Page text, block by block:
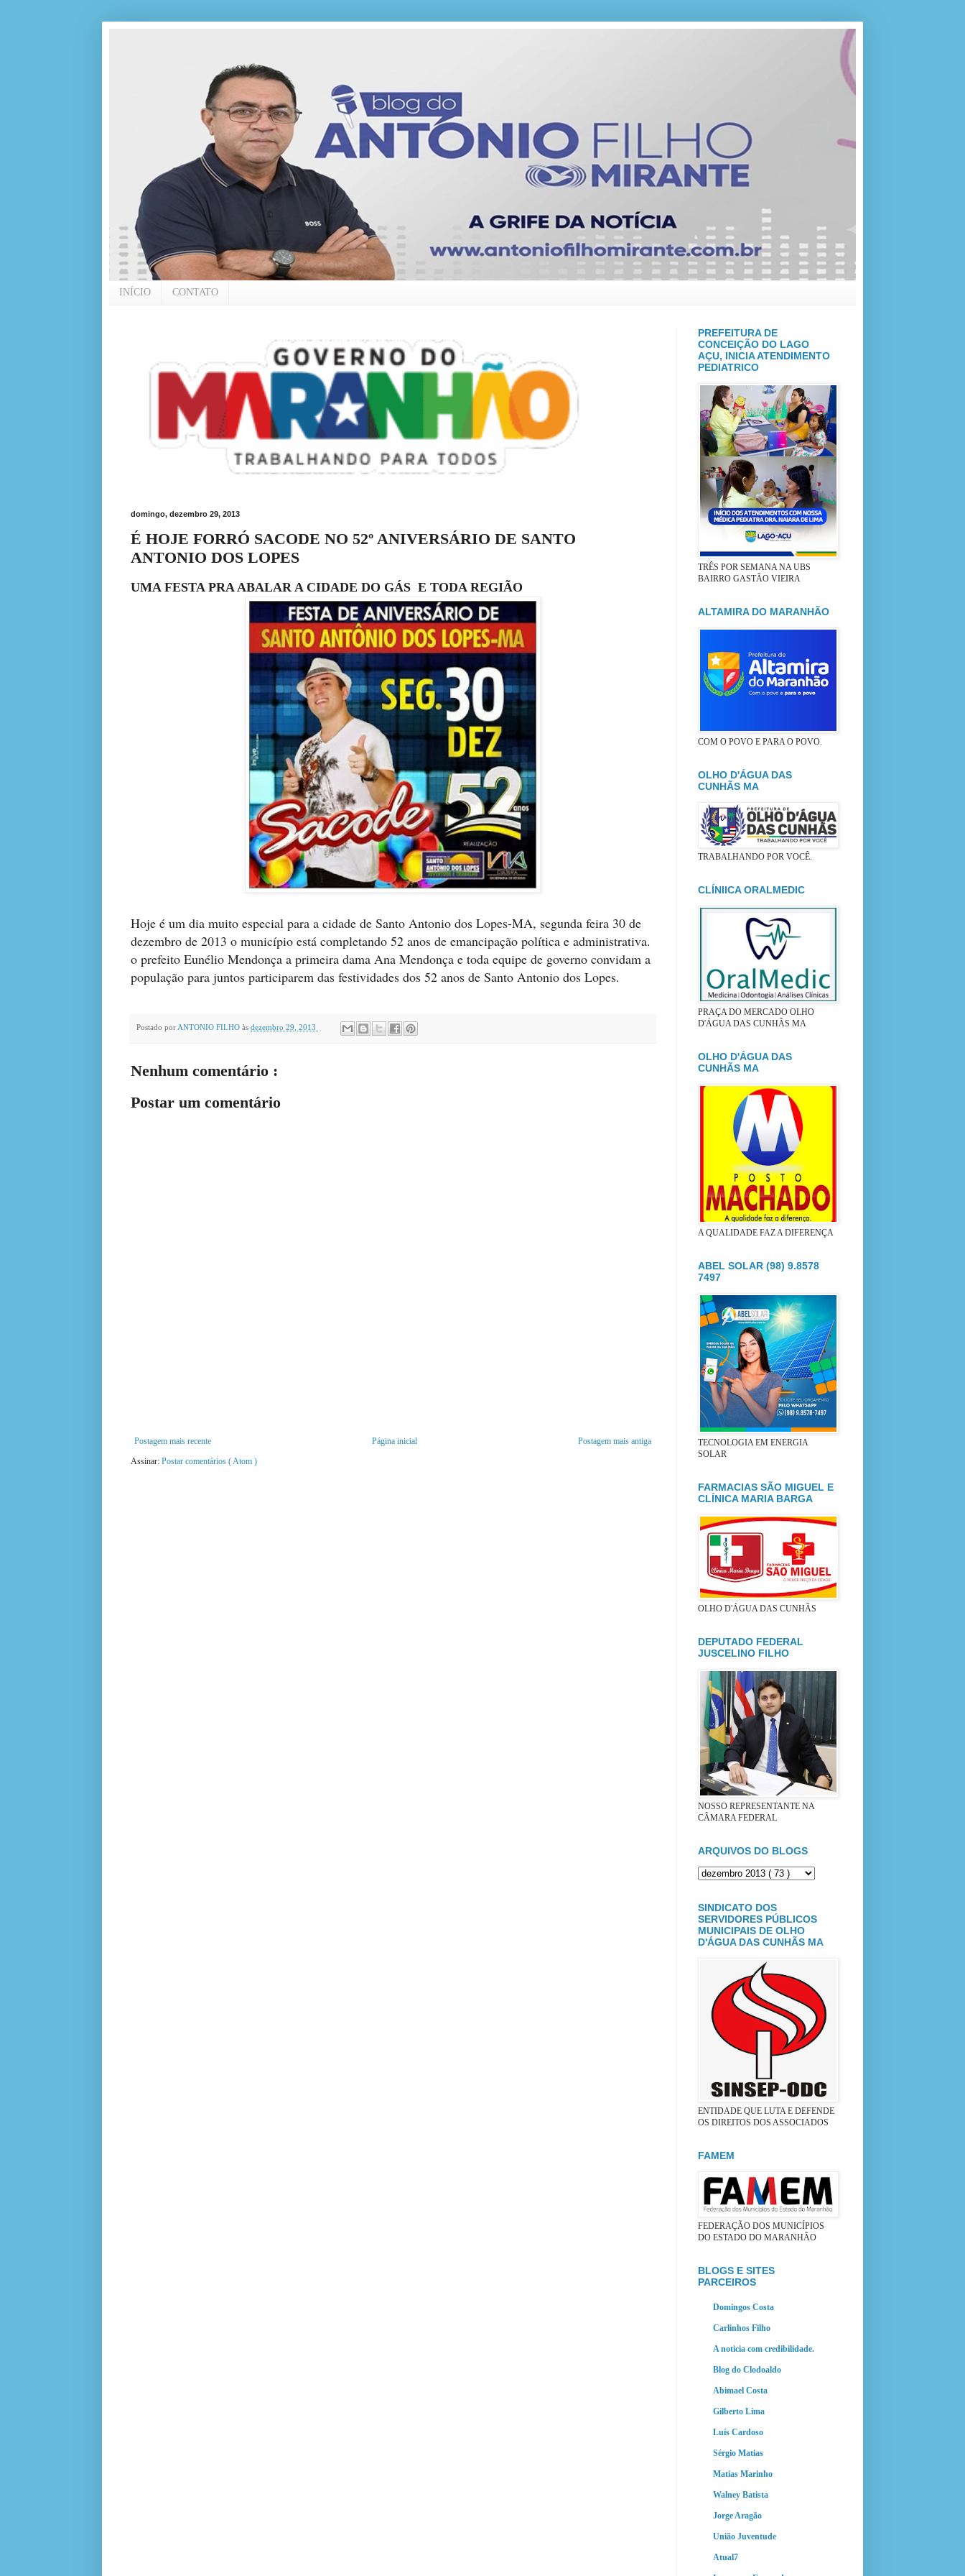
INÍCIO CONTATO
domingo, dezembro 29, 2013
É HOJE FORRÓ SACODE NO 52º ANIVERSÁRIO DE SANTO
ANTONIO DOS LOPES
UMA FESTA PRA ABALAR A CIDADE DO GÁS E TODA REGIÃO
Hoje é um dia muito especial para a cidade de Santo Antonio dos Lopes-MA, segunda feira 30 de
dezembro de 2013 o município está completando 52 anos de emancipação política e administrativa.
o prefeito Eunélio Mendonça a primeira dama Ana Mendonça e toda equipe de governo convidam a
população para juntos participarem das festividades dos 52 anos de Santo Antonio dos Lopes.
Postado por ANTONIO FILHO às dezembro 29, 2013
Nenhum comentário :
Postar um comentário
Postagem mais recente Postagem mais antiga
Página inicial
Assinar: Postar comentários ( Atom )
PREFEITURA DE
CONCEIÇÃO DO LAGO
AÇU, INICIA ATENDIMENTO
PEDIATRICO
TRÊS POR SEMANA NA UBS
BAIRRO GASTÃO VIEIRA
ALTAMIRA DO MARANHÃO
COM O POVO E PARA O POVO.
OLHO D'ÁGUA DAS
CUNHÃS MA
TRABALHANDO POR VOCÊ.
CLÍNIICA ORALMEDIC
PRAÇA DO MERCADO OLHO
D'ÁGUA DAS CUNHÃS MA
OLHO D'ÁGUA DAS
CUNHÃS MA
A QUALIDADE FAZ A DIFERENÇA
ABEL SOLAR (98) 9.8578
7497
TECNOLOGIA EM ENERGIA
SOLAR
FARMACIAS SÃO MIGUEL E
CLÍNICA MARIA BARGA
OLHO D'ÁGUA DAS CUNHÃS
DEPUTADO FEDERAL
JUSCELINO FILHO
NOSSO REPRESENTANTE NA
CÂMARA FEDERAL
ARQUIVOS DO BLOGS
SINDICATO DOS
SERVIDORES PÚBLICOS
MUNICIPAIS DE OLHO
D'ÁGUA DAS CUNHÃS MA
ENTIDADE QUE LUTA E DEFENDE
OS DIREITOS DOS ASSOCIADOS
FAMEM
FEDERAÇÃO DOS MUNICÍPIOS
DO ESTADO DO MARANHÃO
BLOGS E SITES
PARCEIROS
Domingos Costa
Carlinhos Filho
A noticia com credibilidade.
Blog do Clodoaldo
Abimael Costa
Gilberto Lima
Luís Cardoso
Sérgio Matias
Matias Marinho
Walney Batista
Jorge Aragão
União Juventude
Atual7